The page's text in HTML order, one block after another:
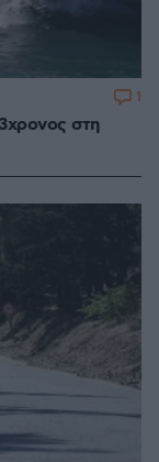
στη
1